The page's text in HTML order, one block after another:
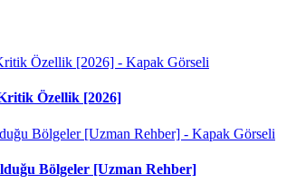
Özellik [2026]
Bölgeler [Uzman Rehber]